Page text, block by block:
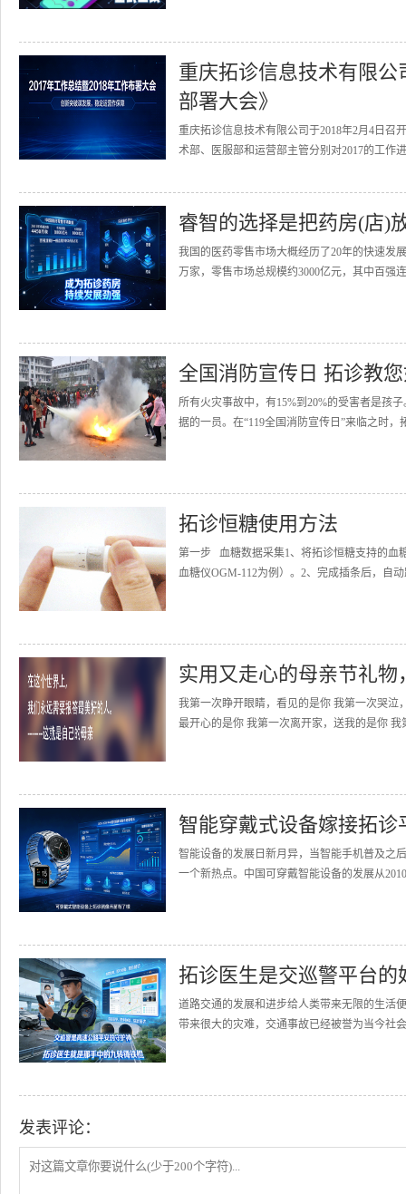
重庆拓诊信息技术有限公
部署大会》
重庆拓诊信息技术有限公司于2018年2月4日召
术部、医服部和运营部主管分别对2017的工作
睿智的选择是把药房(店)
我国的医药零售市场大概经历了20年的快速发
万家，零售市场总规模约3000亿元，其中百强
全国消防宣传日 拓诊教
所有火灾事故中，有15%到20%的受害者是孩
据的一员。在“119全国消防宣传日”来临之时
拓诊恒糖使用方法
第一步 血糖数据采集1、将拓诊恒糖支持的血
血糖仪OGM-112为例）。2、完成插条后，自
实用又走心的母亲节礼
我第一次睁开眼睛，看见的是你 我第一次哭泣
最开心的是你 我第一次离开家，送我的是你
智能穿戴式设备嫁接拓
智能设备的发展日新月异，当智能手机普及之
一个新热点。中国可穿戴智能设备的发展从
拓诊医生是交巡警平台的
道路交通的发展和进步给人类带来无限的生活
带来很大的灾难，交通事故已经被誉为当今社
发表评论：